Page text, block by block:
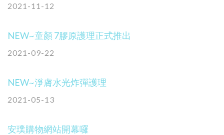
2021-11-12
NEW~童顏 7膠原護理正式推出
2021-09-22
NEW~淨膚水光炸彈護理
2021-05-13
安璞購物網站開幕囉